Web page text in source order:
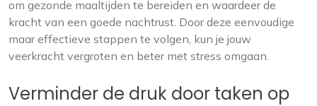
om gezonde maaltijden te bereiden en waardeer de
kracht van een goede nachtrust. Door deze eenvoudige
maar effectieve stappen te volgen, kun je jouw
veerkracht vergroten en beter met stress omgaan.
Verminder de druk door taken op